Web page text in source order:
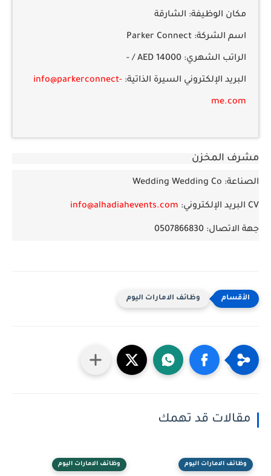
مكان الوظيفة: الشارقة
اسم الشركة:
الراتب الشهري:
البريد الإلكتروني السيرة الذاتية: info@parkerconnect-
me.com
مشرف المخزن
الصناعة:
CV البريد الإلكتروني: info@alhadiahevents.com
جهة الاتصال:
وظائف الامارات اليوم
مقالات قد تهمك
وظائف الامارات اليوم وظائف الامارات اليوم